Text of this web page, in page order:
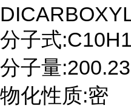
分子式
分子量
物化性质:密